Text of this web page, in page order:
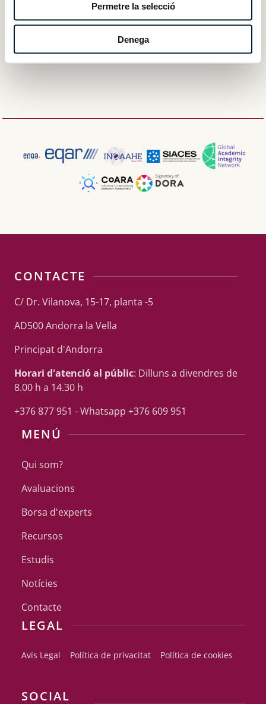
Permetre la selecció
Denega
Normativa aplicable
CONTACTE
C/ Dr. Vilanova, 15-17, planta -5
AD500 Andorra la Vella
Principat d'Andorra
Horari d'atenció al públic: Dilluns a divendres de
8.00 h a 14.30 h
+376 877 951 - Whatsapp +376 609 951
MENÚ
Qui som?
Avaluacions
Borsa d'experts
Recursos
Estudis
Notícies
Contacte
LEGAL
Avís Legal Política de privacitat Política de cookies
SOCIAL